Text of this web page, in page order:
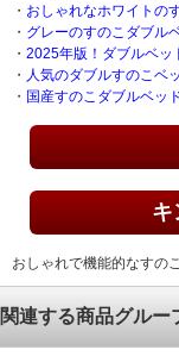
・ おしゃれなホワイトの
・ グレーのすのこダブル
・ 2025年版！ダブルベッ
・ 人気のダブルすのこベ
・ 国産すのこダブルベッ
キ
おしゃれで機能的なすの
関連する商品グルー